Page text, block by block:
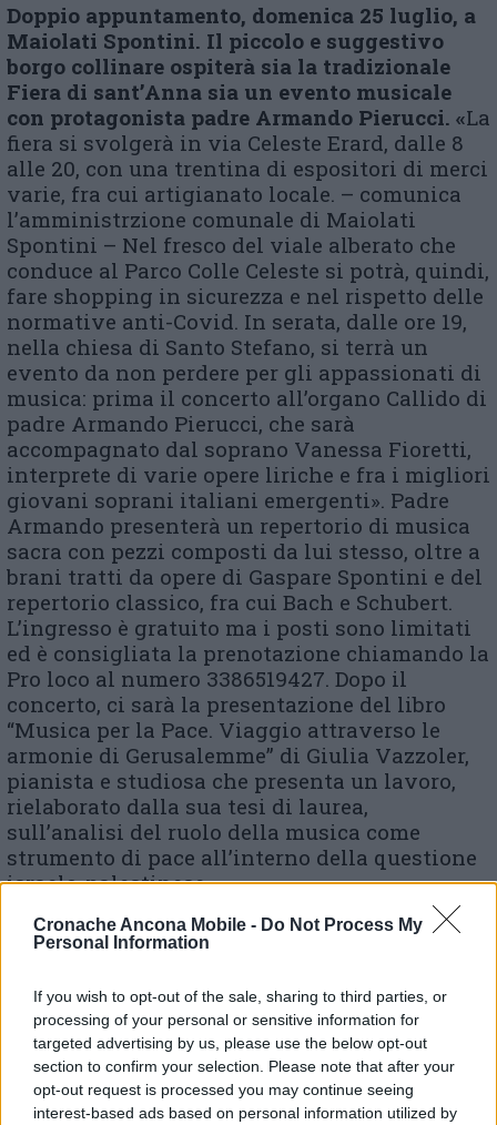
Cronache Ancona Mobile - Do Not Process My
Personal Information
If you wish to opt-out of the sale, sharing to third parties, or
processing of your personal or sensitive information for
targeted advertising by us, please use the below opt-out
section to confirm your selection. Please note that after your
opt-out request is processed you may continue seeing
interest-based ads based on personal information utilized by
Doppio appuntamento, domenica 25 luglio, a
Maiolati Spontini. Il piccolo e suggestivo
borgo collinare ospiterà sia la tradizionale
Fiera di sant’Anna sia un evento musicale
con protagonista padre Armando Pierucci. «La
fiera si svolgerà in via Celeste Erard, dalle 8
alle 20, con una trentina di espositori di merci
varie, fra cui artigianato locale. – comunica
l’amministrzione comunale di Maiolati
Spontini – Nel fresco del viale alberato che
conduce al Parco Colle Celeste si potrà, quindi,
fare shopping in sicurezza e nel rispetto delle
normative anti-Covid. In serata, dalle ore 19,
nella chiesa di Santo Stefano, si terrà un
evento da non perdere per gli appassionati di
musica: prima il concerto all’organo Callido di
padre Armando Pierucci, che sarà
accompagnato dal soprano Vanessa Fioretti,
interprete di varie opere liriche e fra i migliori
giovani soprani italiani emergenti». Padre
Armando presenterà un repertorio di musica
sacra con pezzi composti da lui stesso, oltre a
brani tratti da opere di Gaspare Spontini e del
repertorio classico, fra cui Bach e Schubert.
L’ingresso è gratuito ma i posti sono limitati
ed è consigliata la prenotazione chiamando la
Pro loco al numero 3386519427. Dopo il
concerto, ci sarà la presentazione del libro
“Musica per la Pace. Viaggio attraverso le
armonie di Gerusalemme” di Giulia Vazzoler,
pianista e studiosa che presenta un lavoro,
rielaborato dalla sua tesi di laurea,
sull’analisi del ruolo della musica come
strumento di pace all’interno della questione
israelo-palestinese.
Vai alla home